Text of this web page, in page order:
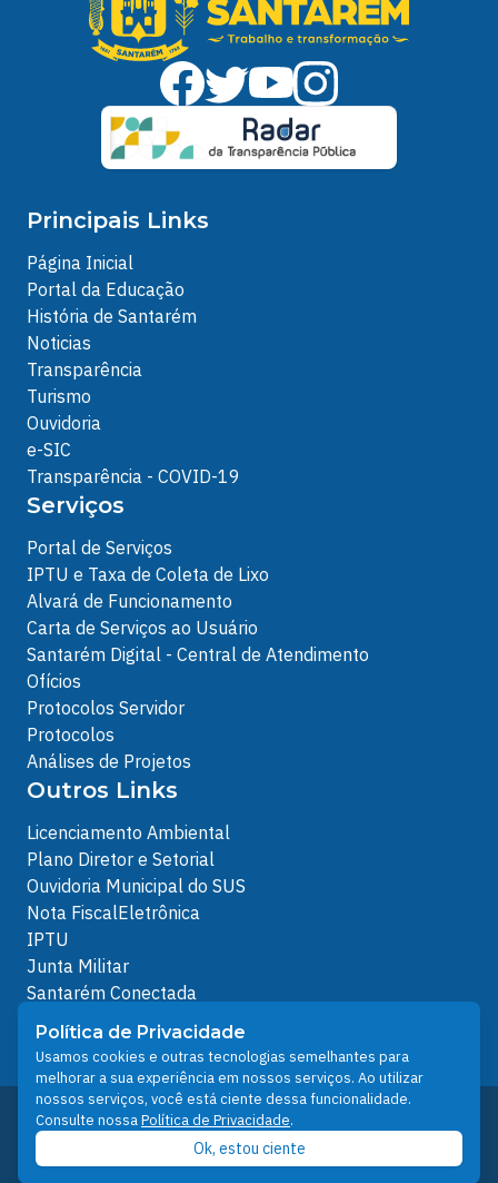
Principais Links
Página Inicial
Portal da Educação
História de Santarém
Noticias
Transparência
Turismo
Ouvidoria
e-SIC
Transparência - COVID-19
Serviços
Portal de Serviços
IPTU e Taxa de Coleta de Lixo
Alvará de Funcionamento
Carta de Serviços ao Usuário
Santarém Digital - Central de Atendimento
Ofícios
Protocolos Servidor
Protocolos
Análises de Projetos
Outros Links
Licenciamento Ambiental
Plano Diretor e Setorial
Ouvidoria Municipal do SUS
Nota FiscalEletrônica
IPTU
Junta Militar
Santarém Conectada
Política de Privacidade
People illustrations by Storyset
Desenvolvido pelo Núcleo Técnico de Gestão de
Tecnologia da Informação - NTI
Prefeitura de Santarém © 2026
Política de Privacidade
Usamos cookies e outras tecnologias semelhantes para
melhorar a sua experiência em nossos serviços. Ao utilizar
nossos serviços, você está ciente dessa funcionalidade.
Consulte nossaPolítica de Privacidade.
Ok, estou ciente